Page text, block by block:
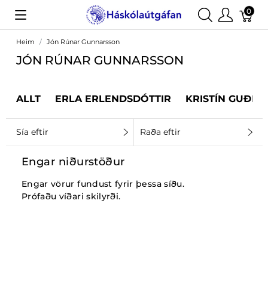
0
Heim Jón Rúnar Gunnarsson
JÓN RÚNAR GUNNARSSON
ALLT ERLA ERLENDSDÓTTIR KRISTÍN
Sía eftir Raða eftir
Engar niðurstöður
Engar vörur fundust fyrir þessa síðu.
Prófaðu víðari skilyrði.